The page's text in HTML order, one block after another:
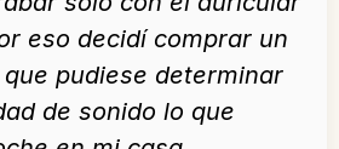
eso decidí comprar un
pudiese determinar
de sonido lo que